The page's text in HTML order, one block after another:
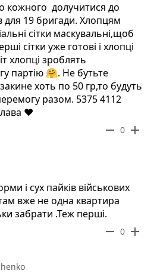
кожного долучитися до
для 19 бригади. Хлопцям
сітки маскувальні,щоб
сітки уже готові і хлопці
хлопці зроблять
партію 🤗. Не бутьте
хоть по 50 гр,то будуть
разом. 5375 4112
♥️
remove 0 add
і сух пайків військових
вже не одна квартира
забрати .Теж перші.
remove 0 add